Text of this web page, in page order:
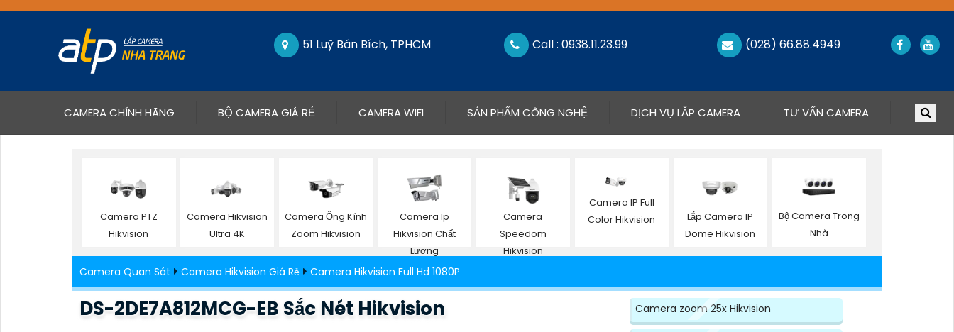
51 Luỹ Bán Bích, TPHCM Call : 0938.11.23.99 (028) 66.88.4949
CAMERA CHÍNH HÃNG(CURRENT)BỘ CAMERA GIÁ RẺ CAMERA WIFI SẢN PHẨM CÔNG NGHỆ DỊCH VỤ LẮP CAMERA TƯ VẤN CAMERA
Camera PTZ
Hikvision
Camera Hikvision
Ultra 4K
Camera Ống Kính
Zoom Hikvision
Camera Ip
Hikvision Chất
Lượng
Camera
Speedom
Hikvision
Camera IP Full
Color Hikvision
Lắp Camera IP
Dome Hikvision
Bộ Camera Trong
Nhà
Camera Quan Sát Camera Hikvision Giá Rẻ Camera Hikvision Full Hd 1080P
DS-2DE7A812MCG-EB Sắc Nét Hikvision Camera zoom 25x Hikvision